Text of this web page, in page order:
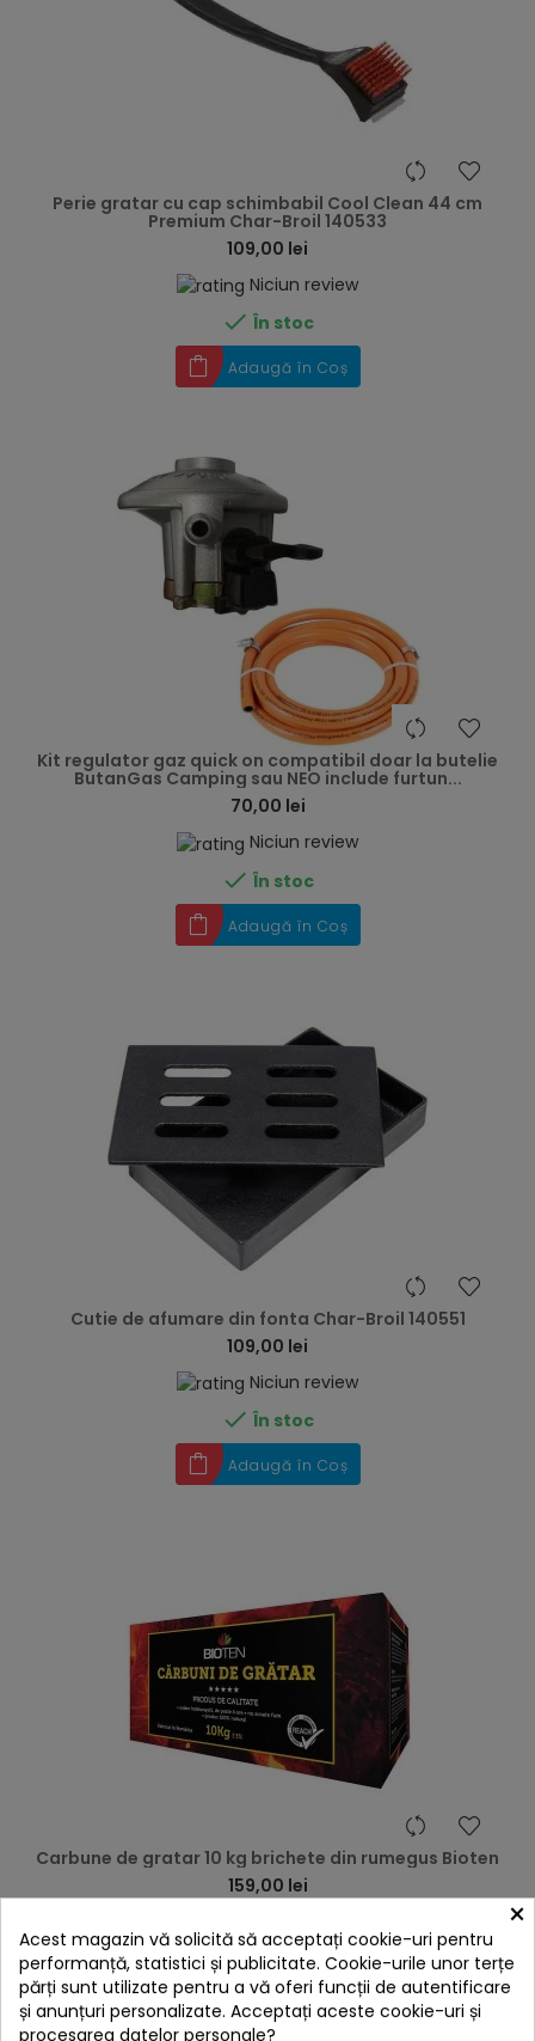
Perie gratar cu cap schimbabil Cool Clean 44 cm
Premium Char-Broil 140533
109,00 lei
Niciun review
 În stoc
Adaugă în Coș
Kit regulator gaz quick on compatibil doar la butelie
ButanGas Camping sau NEO include furtun...
70,00 lei
Niciun review
 În stoc
Adaugă în Coș
Cutie de afumare din fonta Char-Broil 140551
109,00 lei
Niciun review
 În stoc
Adaugă în Coș
Carbune de gratar 10 kg brichete din rumegus Bioten
159,00 lei
În stoc
Adaugă în Coș
×
Acest magazin vă solicită să acceptați cookie-uri pentru
performanță, statistici și publicitate. Cookie-urile unor terțe
părți sunt utilizate pentru a vă oferi funcții de autentificare
și anunțuri personalizate. Acceptați aceste cookie-uri și
procesarea datelor personale?